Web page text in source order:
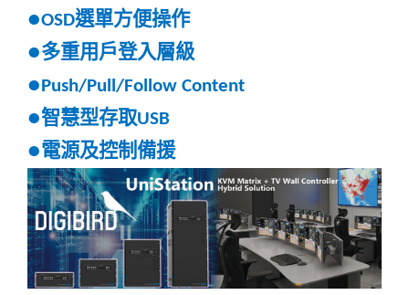
●OSD選單方便操作
●多重用戶登入層級
● Push/Pull/Follow Content
●智慧型存取USB
●電源及控制備援